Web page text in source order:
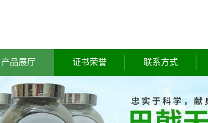
产品展厅 证书荣誉 联系方式